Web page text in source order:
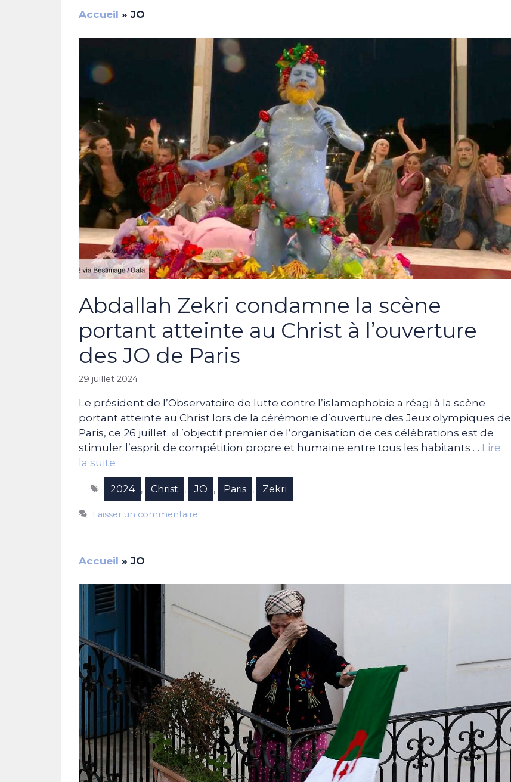
Accueil » JO
Abdallah Zekri condamne la scène
portant atteinte au Christ à l’ouverture
des JO de Paris
29 juillet 2024
Le président de l’Observatoire de lutte contre l’islamophobie a réagi à la scène
portant atteinte au Christ lors de la cérémonie d’ouverture des Jeux olympiques de
Paris, ce 26 juillet. «L’objectif premier de l’organisation de ces célébrations est de
stimuler l’esprit de compétition propre et humaine entre tous les habitants … Lire
la suite
Étiquettes
2024 , Christ , JO , Paris , Zekri
Laisser un commentaire
Accueil » JO